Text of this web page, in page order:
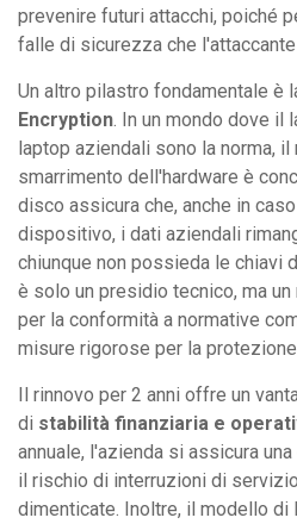
prevenire futuri attacchi, poiché
falle di sicurezza che
Un altro pilastro fondamentale è
Encryption. In un mondo dove il
laptop aziendali sono la norma,
smarrimento dell'hardware è
disco assicura che, anche in
dispositivo, i dati aziendali
chiunque non possieda le chiavi
è solo un presidio tecnico, ma
per la conformità a normative
misure rigorose per la
Il rinnovo per 2 anni offre un
di stabilità finanziaria e
annuale, l'azienda si assicura
il rischio di interruzioni di
dimenticate. Inoltre, il modello di